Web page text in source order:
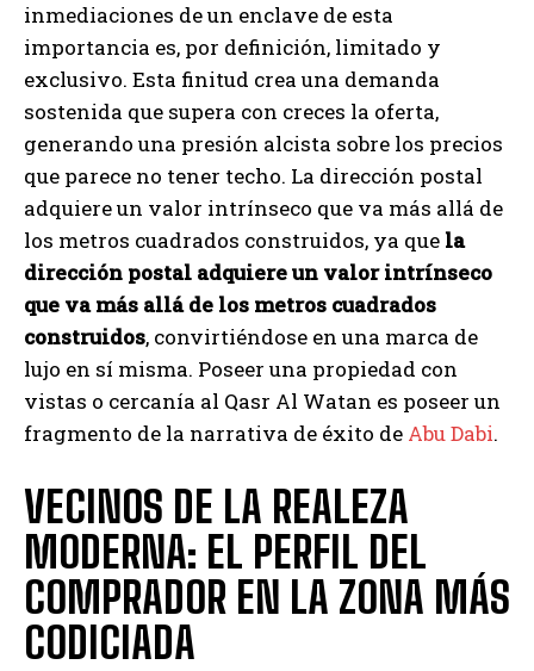
inmediaciones de un enclave de esta
importancia es, por definición, limitado y
exclusivo. Esta finitud crea una demanda
sostenida que supera con creces la oferta,
generando una presión alcista sobre los precios
que parece no tener techo. La dirección postal
adquiere un valor intrínseco que va más allá de
los metros cuadrados construidos, ya que la
dirección postal adquiere un valor intrínseco
que va más allá de los metros cuadrados
construidos, convirtiéndose en una marca de
lujo en sí misma. Poseer una propiedad con
vistas o cercanía al Qasr Al Watan es poseer un
fragmento de la narrativa de éxito de Abu Dabi.
VECINOS DE LA REALEZA
MODERNA: EL PERFIL DEL
COMPRADOR EN LA ZONA MÁS
CODICIADA